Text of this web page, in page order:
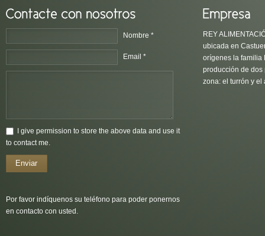
Nombre *
Email *
I give permission to store the above data and use it
to contact me.
Enviar
Por favor indíquenos su teléfono para poder ponernos
en contacto con usted.
REY
ubicada en
orígenes la familia
producción de dos
zona: el turrón y el